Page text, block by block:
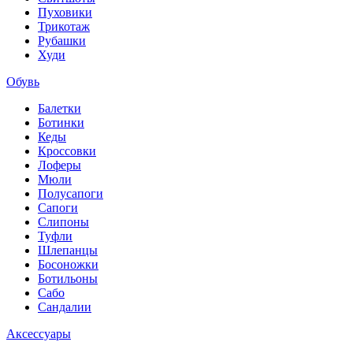
Пуховики
Трикотаж
Рубашки
Худи
Обувь
Балетки
Ботинки
Кеды
Кроссовки
Лоферы
Мюли
Полусапоги
Сапоги
Слипоны
Туфли
Шлепанцы
Босоножки
Ботильоны
Сабо
Сандалии
Аксессуары